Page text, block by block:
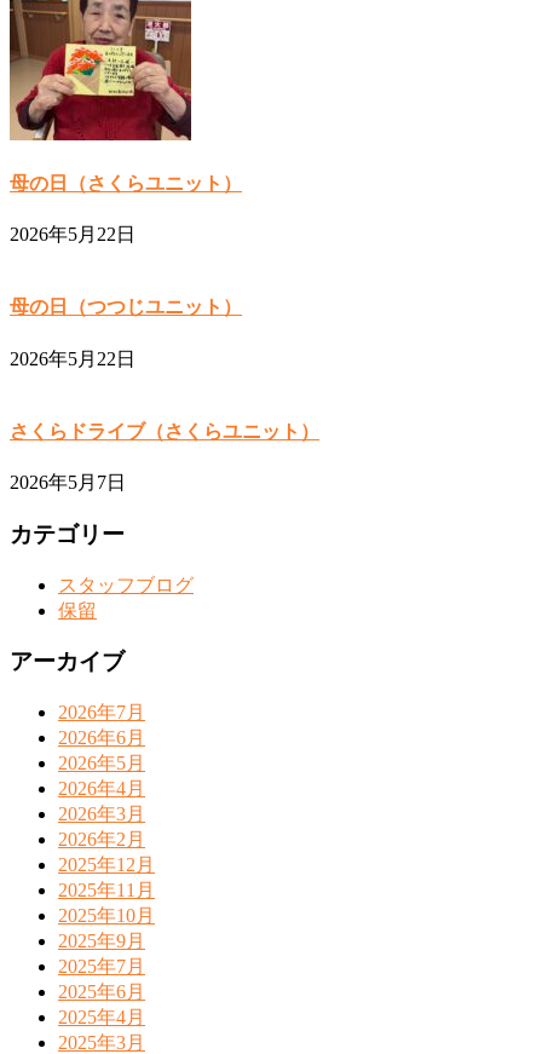
母の日（さくらユニット）
2026年5月22日
母の日（つつじユニット）
2026年5月22日
さくらドライブ（さくらユニット）
2026年5月7日
カテゴリー
スタッフブログ
保留
アーカイブ
2026年7月
2026年6月
2026年5月
2026年4月
2026年3月
2026年2月
2025年12月
2025年11月
2025年10月
2025年9月
2025年7月
2025年6月
2025年4月
2025年3月